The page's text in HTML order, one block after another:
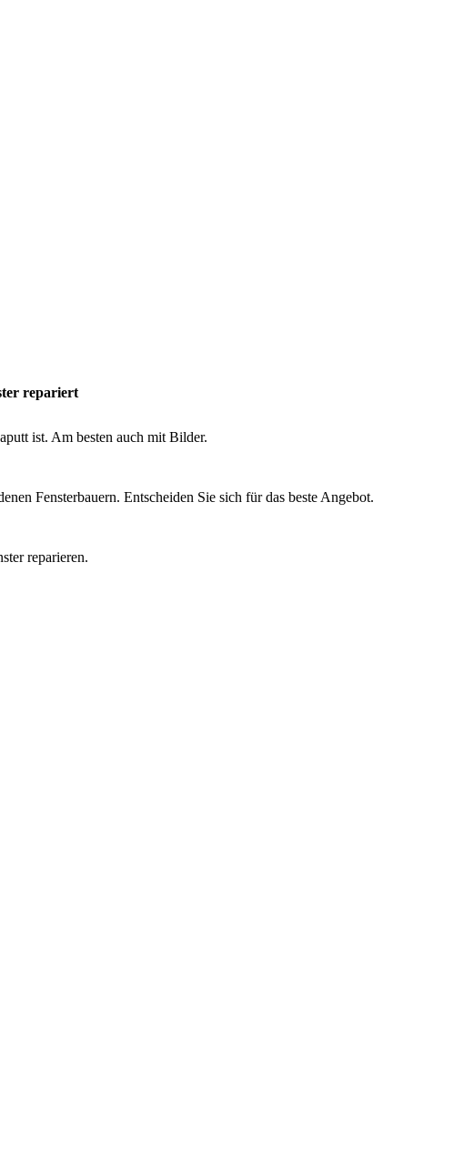
repariert
ist. Am besten auch mit Bilder.
Fensterbauern. Entscheiden Sie sich für das beste Angebot.
reparieren.